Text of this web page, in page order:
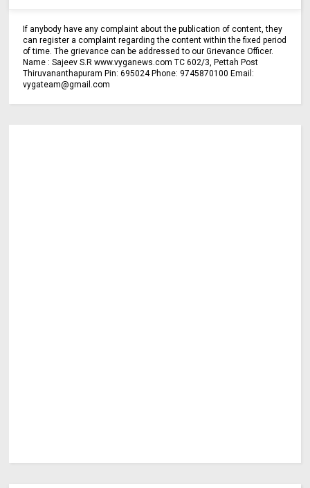
If anybody have any complaint about the publication of content, they
can register a complaint regarding the content within the fixed period
of time. The grievance can be addressed to our Grievance Officer.
Name : Sajeev S.R www.vyganews.com TC 602/3, Pettah Post
Thiruvananthapuram Pin: 695024 Phone: 9745870100 Email:
vygateam@gmail.com